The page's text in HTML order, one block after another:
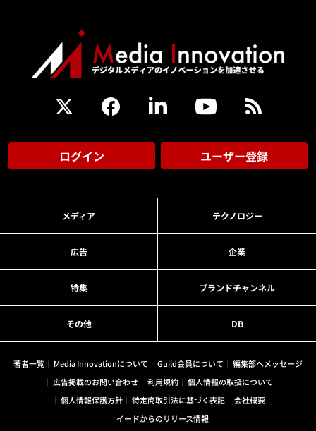
ログイン ユーザー登録
メディア テクノロジー
広告 企業
特集 ブランドチャンネル
その他 DB
著者一覧 Media Innovationについて Guild会員について
編集部へメッセージ
広告掲載のお問い合わせ
利用規約
個人情報の取扱について
個人情報保護方針
特定商取引法に基づく表記
会社概要
イードからのリリース情報